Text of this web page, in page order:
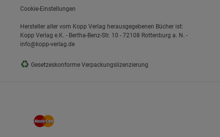
Cookie-Einstellungen
Hersteller aller vom Kopp Verlag herausgegebenen Bücher ist:
Kopp Verlag e.K. - Bertha-Benz-Str. 10 - 72108 Rottenburg a. N. -
info@kopp-verlag.de
♻ Gesetzeskonforme Verpackungslizenzierung